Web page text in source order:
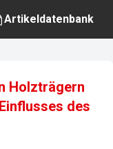
Artikeldatenbank
Holzträgern
des